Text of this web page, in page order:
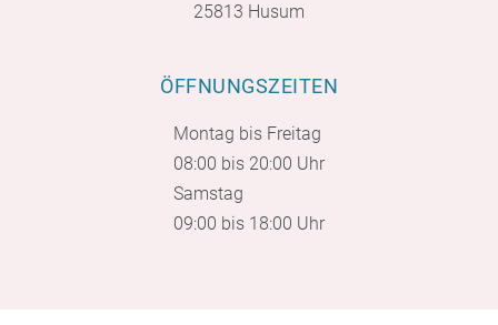
25813 Husum
ÖFFNUNGSZEITEN
Montag bis Freitag
08:00 bis 20:00 Uhr
Samstag
09:00 bis 18:00 Uhr